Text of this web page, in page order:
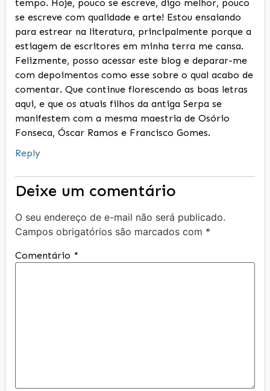
tempo. Hoje, pouco se escreve, digo melhor, pouco
se escreve com qualidade e arte! Estou ensaiando
para estrear na literatura, principalmente porque a
estiagem de escritores em minha terra me cansa.
Felizmente, posso acessar este blog e deparar-me
com depoimentos como esse sobre o qual acabo de
comentar. Que continue florescendo as boas letras
aqui, e que os atuais filhos da antiga Serpa se
manifestem com a mesma maestria de Osório
Fonseca, Óscar Ramos e Francisco Gomes.
Reply
Deixe um comentário
O seu endereço de e-mail não será publicado.
Campos obrigatórios são marcados com *
Comentário *